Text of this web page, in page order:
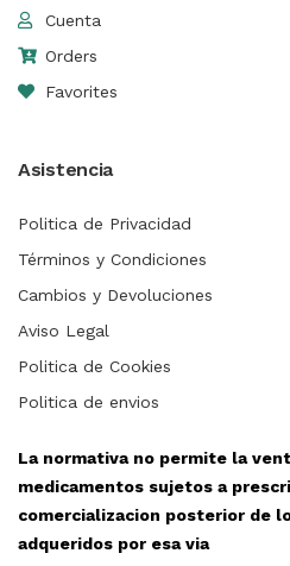
Cuenta
Orders
Favorites
Asistencia
Politica de Privacidad
Términos y Condiciones
Cambios y Devoluciones
Aviso Legal
Politica de Cookies
Politica de envios
La normativa no permite la
medicamentos sujetos a
comercializacion posterior de
adqueridos por esa via